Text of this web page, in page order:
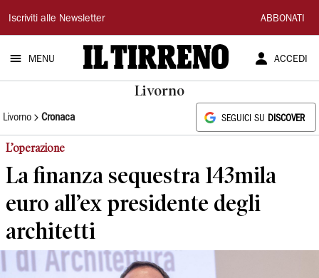
Il
Tirreno
Iscriviti alle Newsletter ABBONATI
MENU ACCEDI
Livorno
Livorno Cronaca SEGUICI SU DISCOVER
L’operazione
La finanza sequestra 143mila
euro all’ex presidente degli
architetti